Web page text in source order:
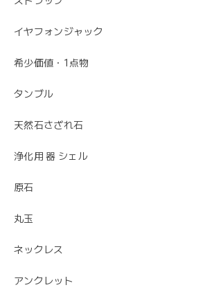
イヤフォンジャック
希少価値・1点物
タンブル
天然石さざれ石
浄化用 器 シェル
原石
丸玉
ネックレス
アンクレット